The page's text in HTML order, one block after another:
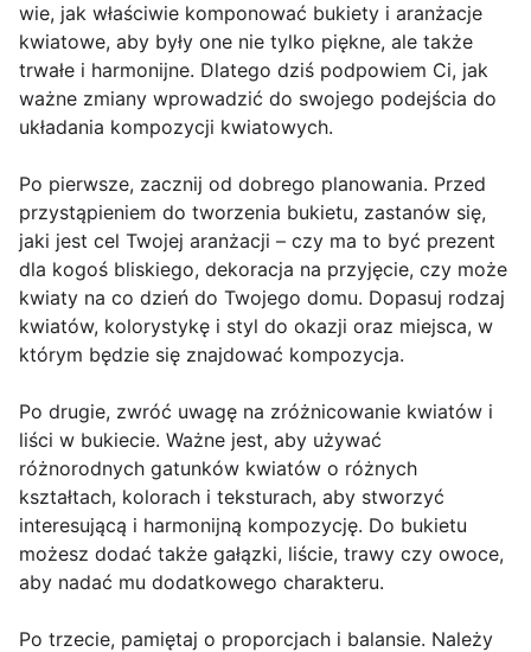
wie, jak właściwie komponować bukiety i aranżacje
kwiatowe, aby były one nie tylko piękne, ale także
trwałe i harmonijne. Dlatego dziś podpowiem Ci, jak
ważne zmiany wprowadzić do swojego podejścia do
układania kompozycji kwiatowych.
Po pierwsze, zacznij od dobrego planowania. Przed
przystąpieniem do tworzenia bukietu, zastanów się,
jaki jest cel Twojej aranżacji – czy ma to być prezent
dla kogoś bliskiego, dekoracja na przyjęcie, czy może
kwiaty na co dzień do Twojego domu. Dopasuj rodzaj
kwiatów, kolorystykę i styl do okazji oraz miejsca, w
którym będzie się znajdować kompozycja.
Po drugie, zwróć uwagę na zróżnicowanie kwiatów i
liści w bukiecie. Ważne jest, aby używać
różnorodnych gatunków kwiatów o różnych
kształtach, kolorach i teksturach, aby stworzyć
interesującą i harmonijną kompozycję. Do bukietu
możesz dodać także gałązki, liście, trawy czy owoce,
aby nadać mu dodatkowego charakteru.
Po trzecie, pamiętaj o proporcjach i balansie. Należy